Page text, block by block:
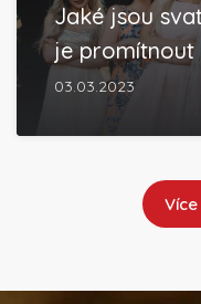
Jaké jsou
je
03.03.2023